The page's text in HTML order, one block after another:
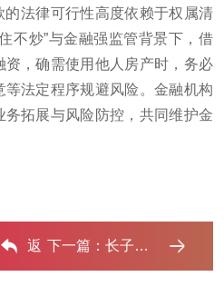
的法律可行性高度依赖于权属清
不炒”与金融强监管背景下，借
，确需使用他人房产时，务必
法定程序规避风险。金融机构
拓展与风险防控，共同维护金
返 下一篇：长子房子抵押给银行贷款利率多少 ?‌